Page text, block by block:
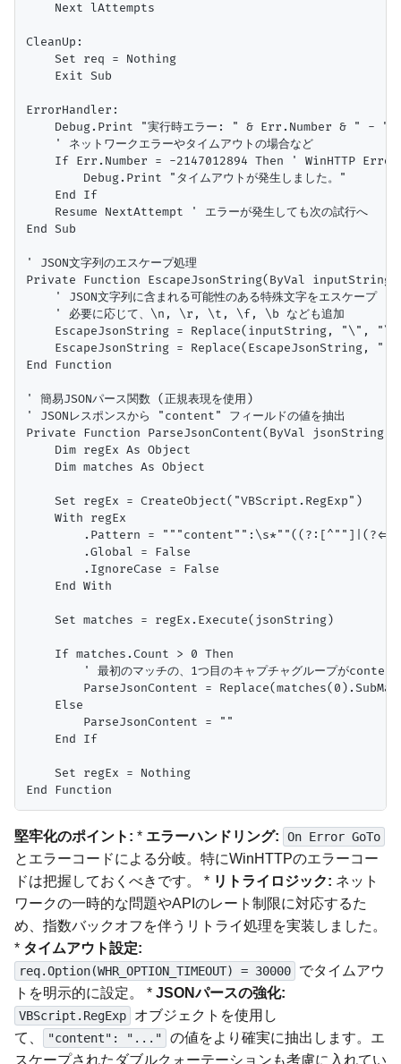
    Next lAttempts
CleanUp:
    Set req = Nothing
    Exit Sub
ErrorHandler:
Debug.Print "実行時エラー: " & Err.Number & " - "
    ' ネットワークエラーやタイムアウトの場合など
If Err.Number = -2147012894 Then ' WinHTTP
        Debug.Print "タイムアウトが発生しました。"
    End If
    Resume NextAttempt ' エラーが発生しても次の試行へ
End Sub
' JSON文字列のエスケープ処理
Private Function EscapeJsonString(ByVal
    ' JSON文字列に含まれる可能性のある特殊文字をエスケープ
    ' 必要に応じて、\n, \r, \t, \f, \b なども追加
EscapeJsonString = Replace(inputString, "\",
EscapeJsonString = Replace(EscapeJsonString,
End Function
' 簡易JSONパース関数 (正規表現を使用)
' JSONレスポンスから "content" フィールドの値を抽出
Private Function ParseJsonContent(ByVal jsonString
    Dim regEx As Object
    Dim matches As Object
    Set regEx = CreateObject("VBScript.RegExp")
    With regEx
.Pattern =
        .Global = False
        .IgnoreCase = False
    End With
    Set matches = regEx.Execute(jsonString)
    If matches.Count > 0 Then
' 最初のマッチの、1つ目のキャプチャグループがcontent
ParseJsonContent =
    Else
        ParseJsonContent = ""
    End If
    Set regEx = Nothing
堅牢化のポイント: * エラーハンドリング: On Error GoTo
とエラーコードによる分岐。特にWinHTTPのエラーコー
ドは把握しておくべきです。 * リトライロジック: ネット
ワークの一時的な問題やAPIのレート制限に対応するた
め、指数バックオフを伴うリトライ処理を実装しました。
* タイムアウト設定:
req.Option(WHR_OPTION_TIMEOUT) = 30000
でタイムアウ
トを明示的に設定。 * JSONパースの強化:
VBScript.RegExp
オブジェクトを使用し
て、
"content": "..."
の値をより確実に抽出します。エ
スケープされたダブルクォーテーションも考慮に入れてい